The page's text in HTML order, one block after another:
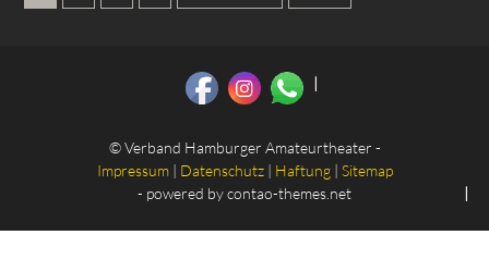
© Verband Hamburger Amateurtheater -
Impressum| Datenschutz| Haftung| Sitemap
- powered bycontao-themes.net